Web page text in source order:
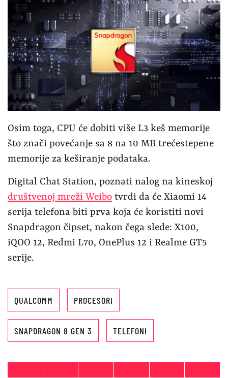
Osim toga, CPU će dobiti više L3 keš memorije
što znači povećanje sa 8 na 10 MB trećestepene
memorije za keširanje podataka.
Digital Chat Station, poznati nalog na kineskoj
društvenoj mreži Weibo tvrdi da će Xiaomi 14
serija telefona biti prva koja će koristiti novi
Snapdragon čipset, nakon čega slede: X100,
iQOO 12, Redmi L70, OnePlus 12 i Realme GT5
serije.
QUALCOMM PROCESORI
SNAPDRAGON 8 GEN 3 TELEFONI